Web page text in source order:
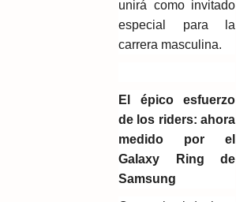
unirá como invitado
especial para la
carrera masculina.
El épico esfuerzo
de los riders: ahora
medido por el
Galaxy Ring de
Samsung